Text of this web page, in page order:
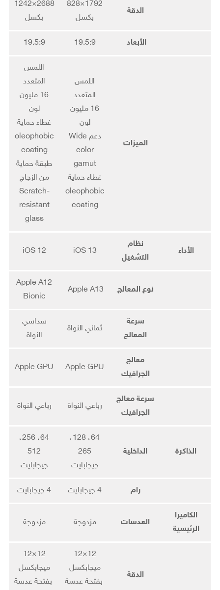
الدقة
1792×828
بكسل
2688×1242
بكسل
الأبعاد 19.5:9
19.5:9
الميزات
اللمس
المتعدد
16 مليون
لون
دعم Wide
color
gamut
غطاء حماية
oleophobic
coating
اللمس
المتعدد
16 مليون
لون
غطاء حماية
oleophobic
coating
طبقة حماية
من الزجاج
Scratch-
resistant
glass
الأداء
نظام
التشغيل
iOS 13
iOS 12
نوع المعالج Apple A13
Apple A12
Bionic
سرعة
المعالج
ثماني النواة
سداسي
النواة
معالج
الجرافيك
Apple GPU
Apple GPU
سرعة معالج
الجرافيك
رباعي النواة رباعي النواة
الذاكرة الداخلية
64، 128،
265
جيجابايت
64، 256،
512
جيجابايت
رام 4 جيجابايت 4 جيجابايت
الكاميرا
الرئيسية
العدسات مزدوجة مزدوجة
الدقة
12×12
ميجابكسل
بفتحة عدسة
12×12
ميجابكسل
بفتحة عدسة